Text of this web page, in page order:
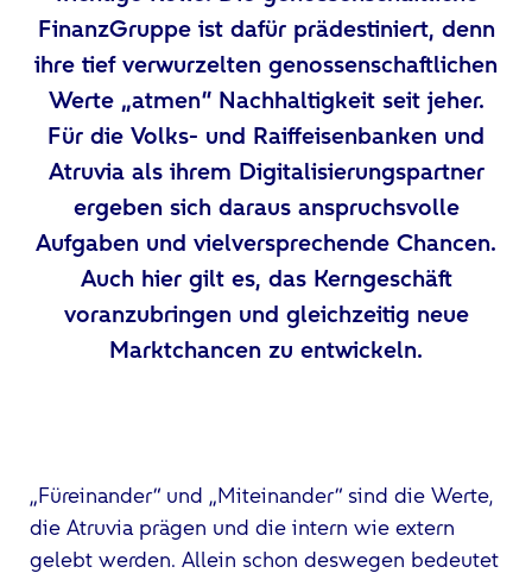
FinanzGruppe ist dafür prädestiniert, denn
ihre tief verwurzelten genossenschaftlichen
Werte „atmen“ Nachhaltigkeit seit jeher.
Für die Volks- und Raiffeisenbanken und
Atruvia als ihrem Digitalisierungspartner
ergeben sich daraus anspruchsvolle
Aufgaben und vielversprechende Chancen.
Auch hier gilt es, das Kerngeschäft
voranzubringen und gleichzeitig neue
Marktchancen zu entwickeln.
„Füreinander“ und „Miteinander“ sind die Werte,
die Atruvia prägen und die intern wie extern
gelebt werden. Allein schon deswegen bedeutet